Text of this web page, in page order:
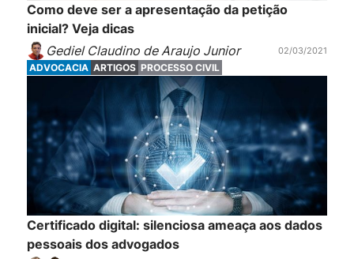
Como deve ser a apresentação da petição
inicial? Veja dicas
Gediel Claudino de Araujo Junior
02/03/2021
ADVOCACIA ARTIGOS PROCESSO CIVIL
Certificado digital: silenciosa ameaça aos dados
pessoais dos advogados